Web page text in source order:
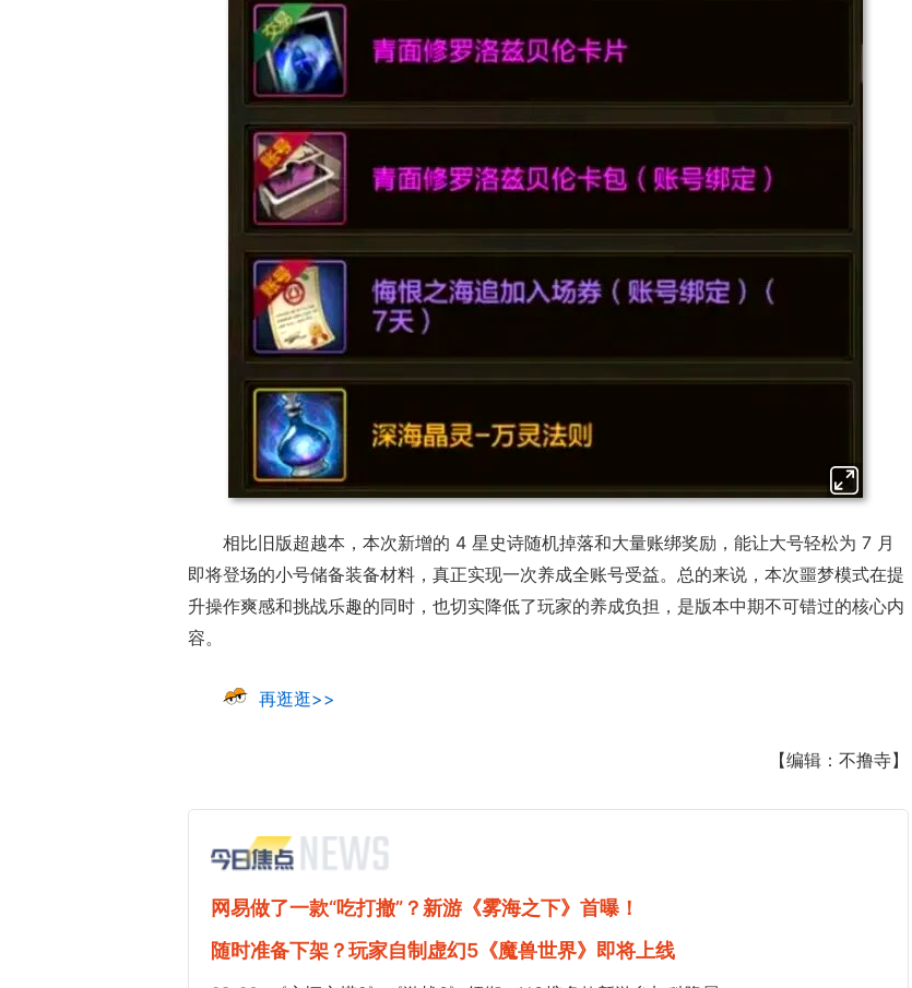
相比旧版超越本，本次新增的 4 星史诗随机掉落和大量账绑奖励，能让大号轻松为 7 月
即将登场的小号储备装备材料，真正实现一次养成全账号受益。总的来说，本次噩梦模式在提
升操作爽感和挑战乐趣的同时，也切实降低了玩家的养成负担，是版本中期不可错过的核心内
容。
再逛逛>>
【编辑：不撸寺】
网易做了一款“吃打撤”？新游《雾海之下》首曝！
随时准备下架？玩家自制虚幻5《魔兽世界》即将上线